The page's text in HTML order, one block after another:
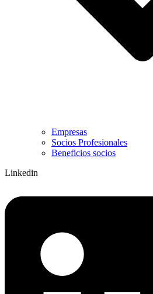
Empresas
Socios Profesionales
Beneficios socios
Linkedin